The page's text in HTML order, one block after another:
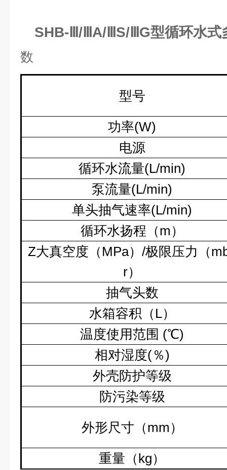
SHB-Ⅲ/ⅢA/ⅢS/ⅢG型循环水式
数
型号
功率(W)
电源
循环水流量(L/min)
泵流量(L/min)
单头抽气速率(L/min)
循环水扬程（m ）
Z大真空度（ MPa） /极限压力（
r）
抽气头数
水箱容积（ L）
温度使用范围 (℃)
相对湿度(％)
外壳防护等级
防污染等级
外形尺寸（mm ）
重量（kg）